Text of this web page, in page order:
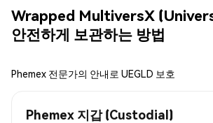
Wrapped MultiversX
안전하게 보관하는 방법
Phemex 전문가의 안내로 UEGLD 보호
Phemex 지갑 (Custodial)